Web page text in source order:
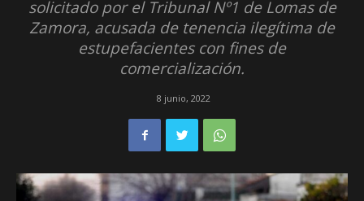
solicitado por el Tribunal Nº1 de Lomas de
Zamora, acusada de tenencia ilegítima de
estupefacientes con fines de
comercialización.
8 junio, 2022